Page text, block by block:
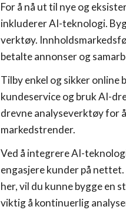
For å nå ut til nye og
inkluderer AI-teknologi.
verktøy.
betalte annonser og
Tilby enkel og sikker
kundeservice og bruk AI-
drevne analyseverktøy for
markedstrender.
Ved å integrere AI-
engasjere kunder på
her, vil du kunne bygge en
viktig å kontinuerlig